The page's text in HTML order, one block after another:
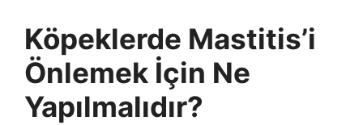
Köpeklerde Mastitis’i
Önlemek İçin Ne
Yapılmalıdır?